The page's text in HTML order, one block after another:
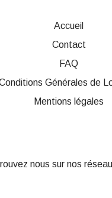
Accueil
Contact
FAQ
Générales de
Mentions légales
nous sur nos